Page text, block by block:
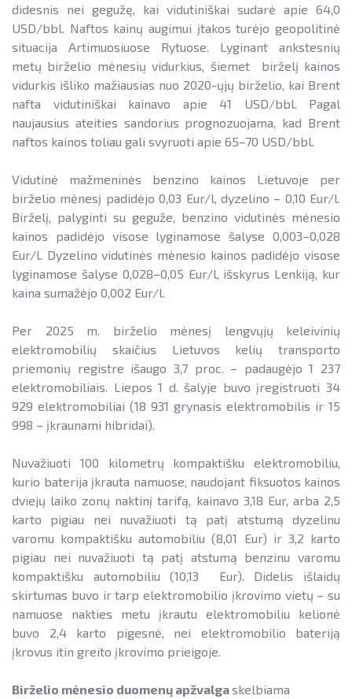
didesnis nei gegužę, kai vidutiniškai sudarė apie 64,0
USD/bbl. Naftos kainų augimui įtakos turėjo geopolitinė
situacija Artimuosiuose Rytuose. Lyginant ankstesnių
metų birželio mėnesių vidurkius, šiemet birželį kainos
vidurkis išliko mažiausias nuo 2020-ųjų birželio, kai Brent
nafta vidutiniškai kainavo apie 41 USD/bbl. Pagal
naujausius ateities sandorius prognozuojama, kad Brent
naftos kainos toliau gali svyruoti apie 65–70 USD/bbl.
Vidutinė mažmeninės benzino kainos Lietuvoje per
birželio mėnesį padidėjo 0,03 Eur/l, dyzelino – 0,10 Eur/l.
Birželį, palyginti su geguže, benzino vidutinės mėnesio
kainos padidėjo visose lyginamose šalyse 0,003–0,028
Eur/l. Dyzelino vidutinės mėnesio kainos padidėjo visose
lyginamose šalyse 0,028–0,05 Eur/l, išskyrus Lenkiją, kur
kaina sumažėjo 0,002 Eur/l.
Per 2025 m. birželio mėnesį lengvųjų keleivinių
elektromobilių skaičius Lietuvos kelių transporto
priemonių registre išaugo 3,7 proc. – padaugėjo 1 237
elektromobiliais. Liepos 1 d. šalyje buvo įregistruoti 34
929 elektromobiliai (18 931 grynasis elektromobilis ir 15
998 – įkraunami hibridai).
Nuvažiuoti 100 kilometrų kompaktišku elektromobiliu,
kurio baterija įkrauta namuose, naudojant fiksuotos kainos
dviejų laiko zonų naktinį tarifą, kainavo 3,18 Eur, arba 2,5
karto pigiau nei nuvažiuoti tą patį atstumą dyzelinu
varomu kompaktišku automobiliu (8,01 Eur) ir 3,2 karto
pigiau nei nuvažiuoti tą patį atstumą benzinu varomu
kompaktišku automobiliu (10,13 Eur). Didelis išlaidų
skirtumas buvo ir tarp elektromobilio įkrovimo vietų – su
namuose nakties metu įkrautu elektromobiliu kelionė
buvo 2,4 karto pigesnė, nei elektromobilio bateriją
įkrovus itin greito įkrovimo prieigoje.
Birželio mėnesio duomenų apžvalgaskelbiama